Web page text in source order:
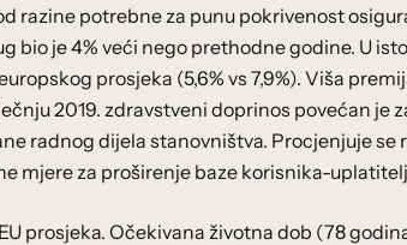
razine potrebne za punu pokrivenost
bio je 4% veći nego prethodne godine. U
prosjeka (5,6% vs 7,9%). Viša
2019. zdravstveni doprinos povećan je
radnog dijela stanovništva. Procjenjuje se
mjere za proširenje baze korisnika-
prosjeka. Očekivana životna dob (78